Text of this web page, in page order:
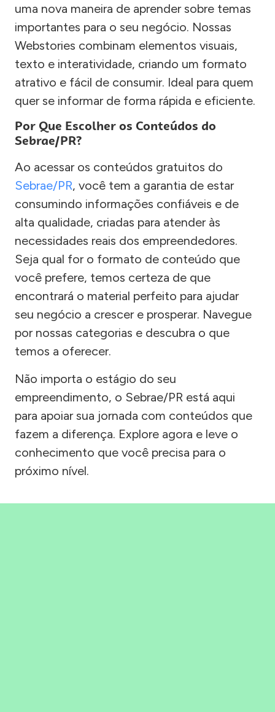
uma nova maneira de aprender sobre temas
importantes para o seu negócio. Nossas
Webstories combinam elementos visuais,
texto e interatividade, criando um formato
atrativo e fácil de consumir. Ideal para quem
quer se informar de forma rápida e eficiente.
Por Que Escolher os Conteúdos do
Sebrae/PR?
Ao acessar os conteúdos gratuitos do
Sebrae/PR, você tem a garantia de estar
consumindo informações confiáveis e de
alta qualidade, criadas para atender às
necessidades reais dos empreendedores.
Seja qual for o formato de conteúdo que
você prefere, temos certeza de que
encontrará o material perfeito para ajudar
seu negócio a crescer e prosperar. Navegue
por nossas categorias e descubra o que
temos a oferecer.
Não importa o estágio do seu
empreendimento, o Sebrae/PR está aqui
para apoiar sua jornada com conteúdos que
fazem a diferença. Explore agora e leve o
conhecimento que você precisa para o
próximo nível.